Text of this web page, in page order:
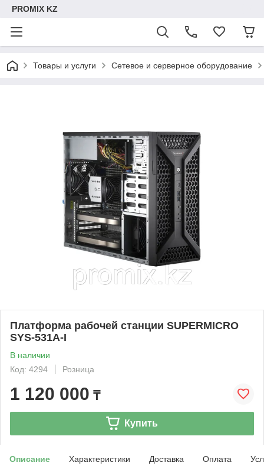
PROMIX KZ
Товары и услуги Сетевое и серверное оборудование
Платформа рабочей станции SUPERMICRO
SYS-531A-I
В наличии
Код: 4294
Розница
1 120 000 ₸
Купить
Описание Характеристики Доставка Оплата